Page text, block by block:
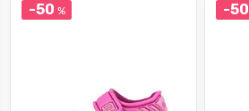
-50 % -50